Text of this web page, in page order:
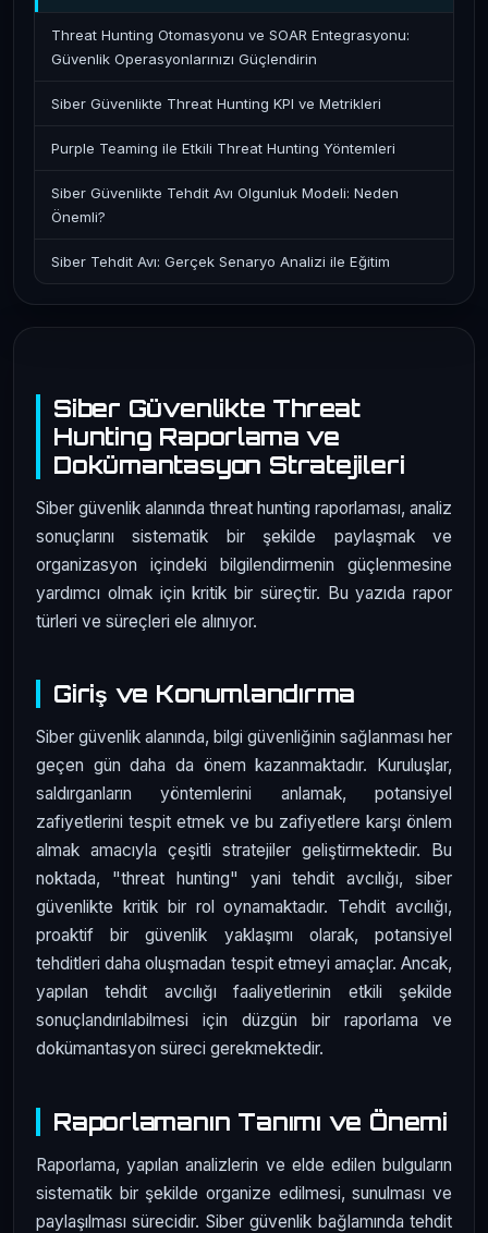
Siber Güvenlikte Threat
Hunting Raporlama ve
Dokümantasyon Stratejileri
Siber güvenlik alanında threat hunting raporlaması, analiz
sonuçlarını sistematik bir şekilde paylaşmak ve
organizasyon içindeki bilgilendirmenin güçlenmesine
yardımcı olmak için kritik bir süreçtir. Bu yazıda rapor
türleri ve süreçleri ele alınıyor.
Giriş ve Konumlandırma
Siber güvenlik alanında, bilgi güvenliğinin sağlanması her
geçen gün daha da önem kazanmaktadır. Kuruluşlar,
saldırganların yöntemlerini anlamak, potansiyel
zafiyetlerini tespit etmek ve bu zafiyetlere karşı önlem
almak amacıyla çeşitli stratejiler geliştirmektedir. Bu
noktada, "threat hunting" yani tehdit avcılığı, siber
güvenlikte kritik bir rol oynamaktadır. Tehdit avcılığı,
proaktif bir güvenlik yaklaşımı olarak, potansiyel
tehditleri daha oluşmadan tespit etmeyi amaçlar. Ancak,
yapılan tehdit avcılığı faaliyetlerinin etkili şekilde
sonuçlandırılabilmesi için düzgün bir raporlama ve
dokümantasyon süreci gerekmektedir.
Raporlamanın Tanımı ve Önemi
Raporlama, yapılan analizlerin ve elde edilen bulguların
sistematik bir şekilde organize edilmesi, sunulması ve
paylaşılması sürecidir. Siber güvenlik bağlamında tehdit
Threat Hunting Otomasyonu ve SOAR Entegrasyonu:
Güvenlik Operasyonlarınızı Güçlendirin
Siber Güvenlikte Threat Hunting KPI ve Metrikleri
Purple Teaming ile Etkili Threat Hunting Yöntemleri
Siber Güvenlikte Tehdit Avı Olgunluk Modeli: Neden
Önemli?
Siber Tehdit Avı: Gerçek Senaryo Analizi ile Eğitim